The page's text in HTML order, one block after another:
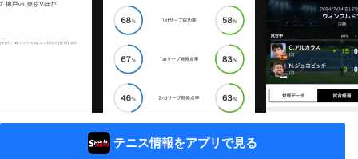
テニス情報をアプリで見る